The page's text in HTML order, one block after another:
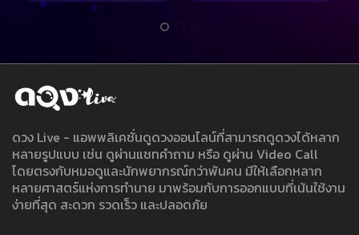
ดวง Live - แอพพลิเคชั่นดูดวงออนไลน์ที่สามารถดูดวงได้หลาก
หลายรูปแบบ เช่น ดูผ่านแชทคำถาม หรือ ดูผ่าน Video Call
โดยตรงกับหมอดูและนักพยากรณ์กว่าพันคน มีให้เลือกหลาก
หลายศาสตร์แห่งการทำนาย มาพร้อมกับการออกแบบที่เน้นใช้งาน
ง่ายที่สุด สะดวก รวดเร็ว และปลอดภัย